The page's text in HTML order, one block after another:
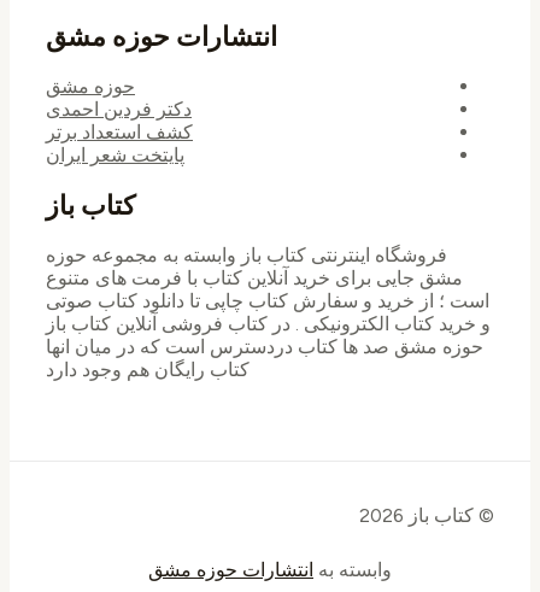
انتشارات حوزه مشق
حوزه مشق
دکتر فردین احمدی
کشف استعداد برتر
پایتخت شعر ایران
کتاب باز
فروشگاه اینترنتی کتاب باز وابسته به مجموعه حوزه
مشق جایی برای خرید ‌آنلاین کتاب با فرمت های متنوع
است ؛ از خرید و سفارش کتاب چاپی تا دانلود کتاب صوتی
و خرید کتاب الکترونیکی . در کتاب فروشی آنلاین کتاب باز
حوزه مشق صد ها کتاب دردسترس است که در میان انها
کتاب رایگان هم وجود دارد
© کتاب باز 2026
وابسته به انتشارات حوزه مشق